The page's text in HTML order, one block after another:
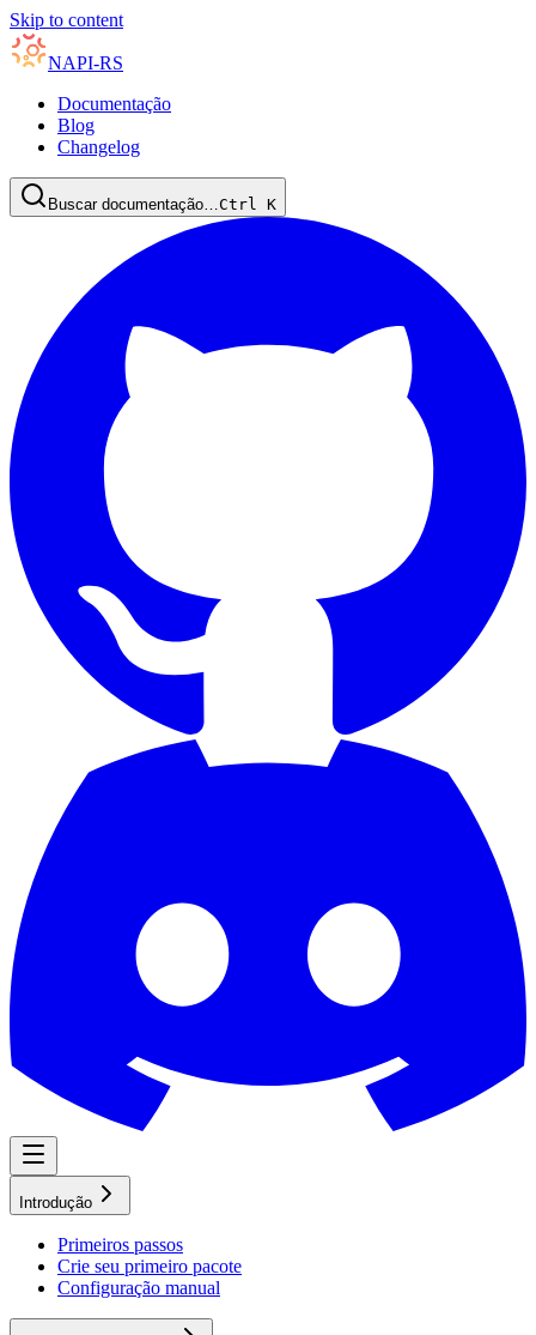
Skip to content
NAPI-RS
Documentação
Blog
Changelog
Buscar documentação…Ctrl K
Introdução
Primeiros passos
Crie seu primeiro pacote
Configuração manual